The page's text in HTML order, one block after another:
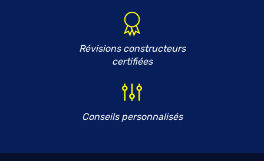
Révisions constructeurs
certifiées
Conseils personnalisés